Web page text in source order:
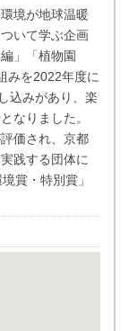
境が地球温暖
いて学ぶ企画
」「植物園
みを2022年度に
込みがあり、楽
なりました。
価され、京都
践する団体に
賞・特別賞」